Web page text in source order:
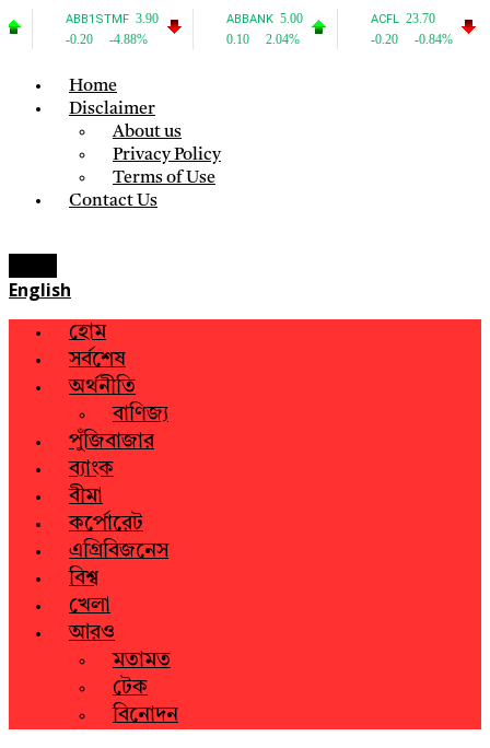
Home
Disclaimer
About us
Privacy Policy
Terms of Use
Contact Us
English
হোম
সর্বশেষ
অর্থনীতি
বাণিজ্য
পুঁজিবাজার
ব্যাংক
বীমা
কর্পোরেট
এগ্রিবিজনেস
বিশ্ব
খেলা
আরও
মতামত
টেক
বিনোদন